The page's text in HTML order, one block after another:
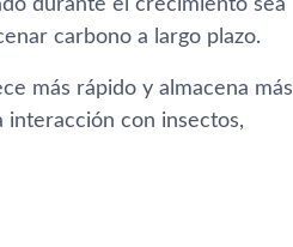
durante el crecimiento sea
carbono a largo plazo.
más rápido y almacena más
interacción con insectos,